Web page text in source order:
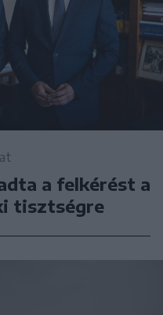
a felkérést a
tisztségre